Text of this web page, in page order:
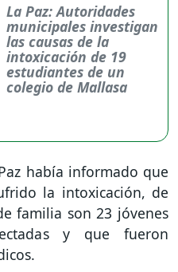
La Paz: Autoridades
municipales investigan
las causas de la
intoxicación de 19
estudiantes de un
colegio de Mallasa
había informado que
la intoxicación, de
familia son 23 jóvenes
y que fueron